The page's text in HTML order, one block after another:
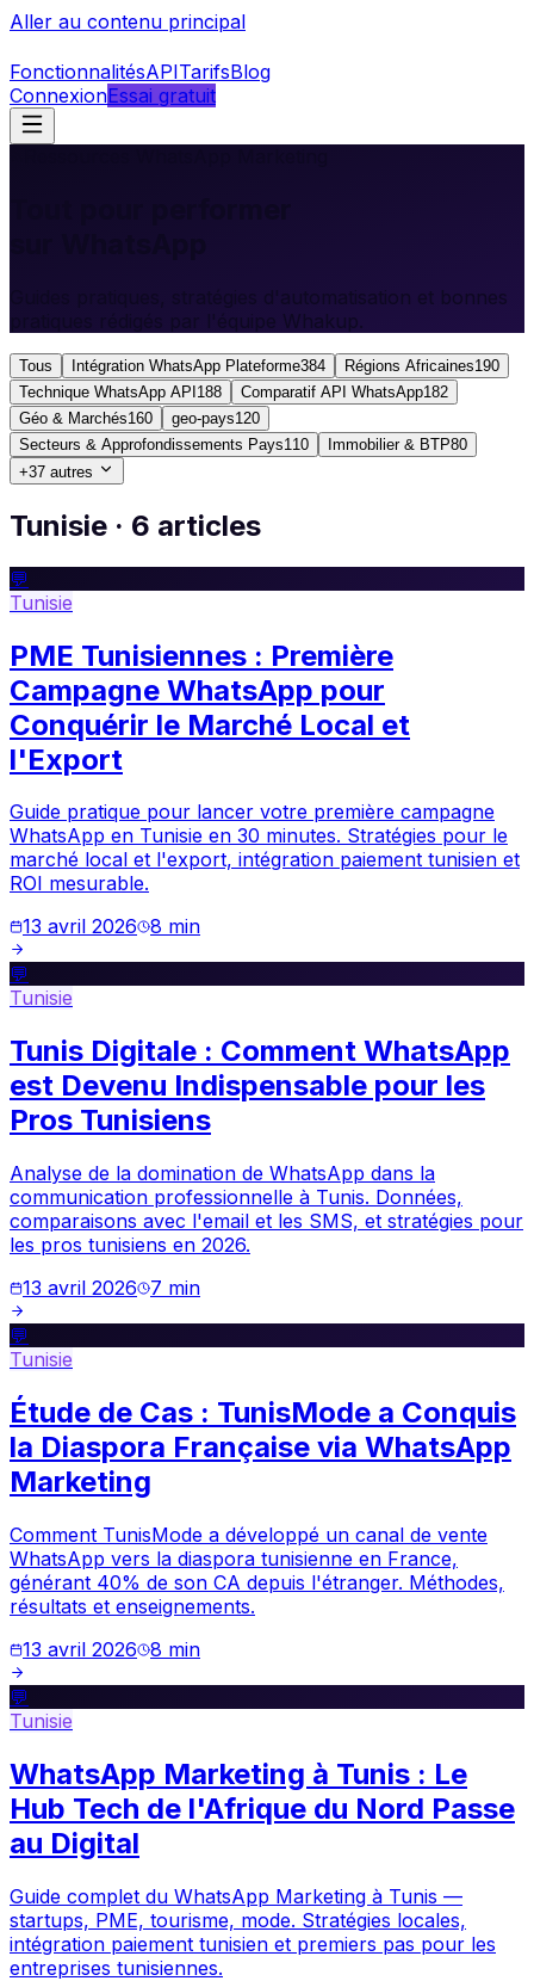
Aller au contenu principal
FonctionnalitésAPITarifsBlog
ConnexionEssai gratuit
Guides pratiques, stratégies d'automatisation et bonnes
pratiques rédigés par l'équipe Whakup.
Tous Intégration WhatsApp Plateforme384 Régions Africaines190
Technique WhatsApp API 188 Comparatif API WhatsApp182
Géo & Marchés160 geo-pays120
Secteurs & Approfondissements Pays110 Immobilier & BTP80
+37 autres
Tunisie · 6 articles
💬
Tunisie
PME Tunisiennes : Première
Campagne WhatsApp pour
Conquérir le Marché Local et
l'Export
Guide pratique pour lancer votre première campagne
WhatsApp en Tunisie en 30 minutes. Stratégies pour le
marché local et l'export, intégration paiement tunisien et
ROI mesurable.
13 avril 2026 8 min
💬
Tunisie
Tunis Digitale : Comment WhatsApp
est Devenu Indispensable pour les
Pros Tunisiens
Analyse de la domination de WhatsApp dans la
communication professionnelle à Tunis. Données,
comparaisons avec l'email et les SMS, et stratégies pour
les pros tunisiens en 2026.
13 avril 2026
7 min
💬
Tunisie
Étude de Cas : TunisMode a Conquis
la Diaspora Française via WhatsApp
Marketing
Comment TunisMode a développé un canal de vente
WhatsApp vers la diaspora tunisienne en France,
générant 40% de son CA depuis l'étranger. Méthodes,
résultats et enseignements.
13 avril 2026 8 min
💬
Tunisie
WhatsApp Marketing à Tunis : Le
Hub Tech de l'Afrique du Nord Passe
au Digital
Guide complet du WhatsApp Marketing à Tunis —
startups, PME, tourisme, mode. Stratégies locales,
intégration paiement tunisien et premiers pas pour les
entreprises tunisiennes.